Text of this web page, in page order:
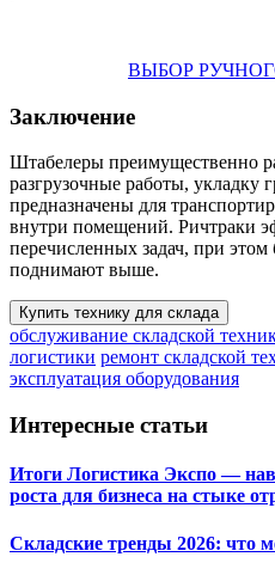
ВЫБОР
Заключение
Штабелеры преимущественно
разгрузочные работы, укладку
предназначены для
внутри помещений. Ричтраки
перечисленных задач, при этом
поднимают выше.
Купить технику для склада
обслуживание складской
логистики ремонт складской
эксплуатация оборудования
Интересные статьи
Итоги Логистика Экспо —
роста для бизнеса на стыке
Складские тренды 2026: что